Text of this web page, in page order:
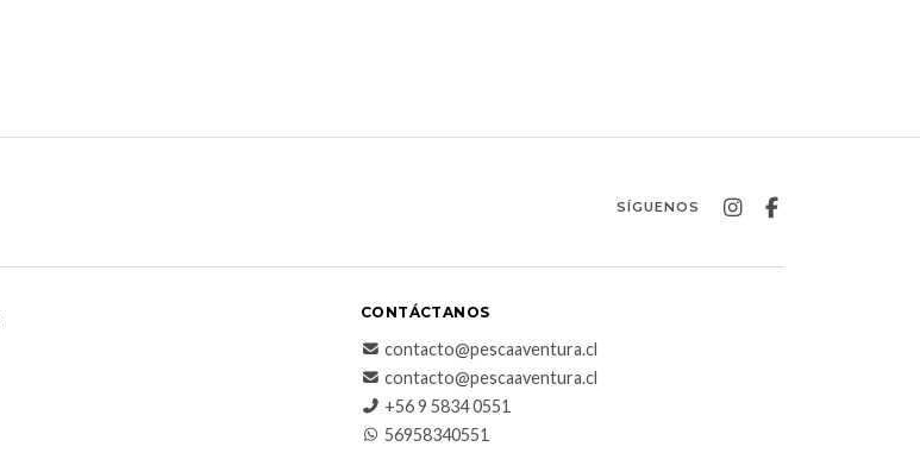
SÍGUENOS
CONTÁCTANOS
contacto@pescaaventura.cl
contacto@pescaaventura.cl
+56 9 5834 0551
56958340551